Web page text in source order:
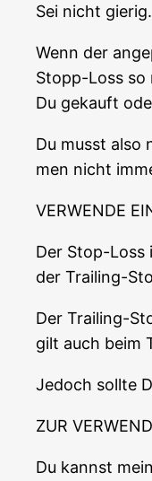
Sei nicht
Wenn der
Stopp-Loss so
Du gekauft
Du musst also
men nicht
VERWENDE
Der Stop-Loss
der Trai­ling-
Der Trai­ling-
gilt auch beim
Jedoch soll­te
ZUR
Du kannst